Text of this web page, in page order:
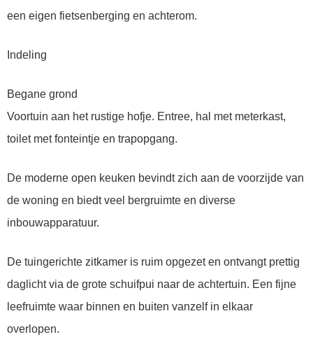
een eigen fietsenberging en achterom.
Indeling
Begane grond
Voortuin aan het rustige hofje. Entree, hal met meterkast,
toilet met fonteintje en trapopgang.
De moderne open keuken bevindt zich aan de voorzijde van
de woning en biedt veel bergruimte en diverse
inbouwapparatuur.
De tuingerichte zitkamer is ruim opgezet en ontvangt prettig
daglicht via de grote schuifpui naar de achtertuin. Een fijne
leefruimte waar binnen en buiten vanzelf in elkaar
overlopen.